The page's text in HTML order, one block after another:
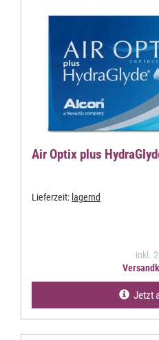
Air Optix plus
Lieferzeit: lagernd
inkl.
Jetzt